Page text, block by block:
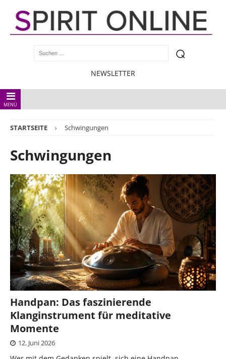
NEWSLETTER
MENÜ
STARTSEITE Schwingungen
Schwingungen
Handpan: Das faszinierende
Klanginstrument für meditative
Momente
12. Juni 2026